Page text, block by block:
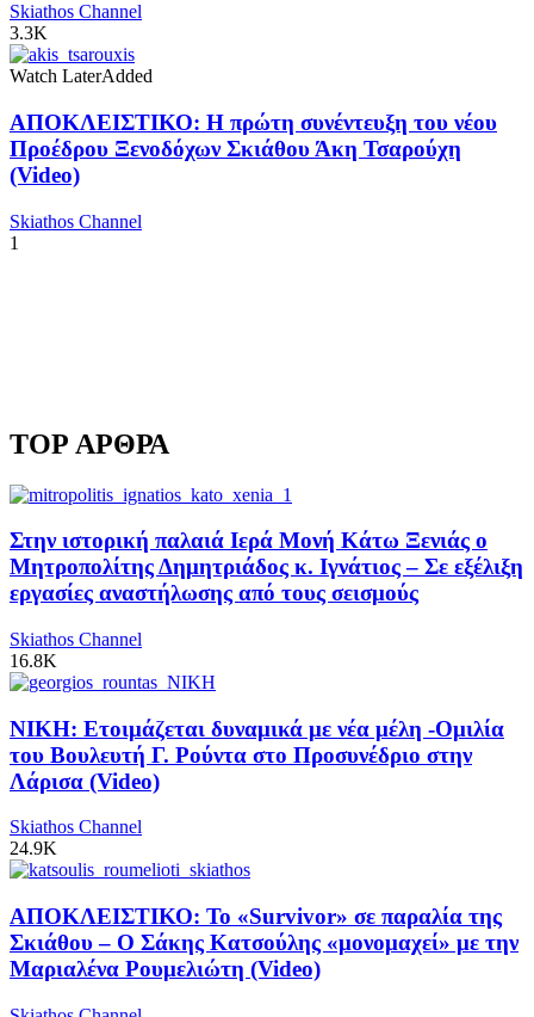
Skiathos Channel
3.3K
Watch LaterAdded
ΑΠΟΚΛΕΙΣΤΙΚΟ: Η πρώτη συνέντευξη του νέου
Προέδρου Ξενοδόχων Σκιάθου Άκη Τσαρούχη
(Video)
Skiathos Channel
1
TOP ΑΡΘΡΑ
Στην ιστορική παλαιά Ιερά Μονή Κάτω Ξενιάς ο
Μητροπολίτης Δημητριάδος κ. Ιγνάτιος – Σε εξέλιξη
εργασίες αναστήλωσης από τους σεισμούς
Skiathos Channel
16.8K
ΝΙΚΗ: Ετοιμάζεται δυναμικά με νέα μέλη -Ομιλία
του Βουλευτή Γ. Ρούντα στο Προσυνέδριο στην
Λάρισα (Video)
Skiathos Channel
24.9K
ΑΠΟΚΛΕΙΣΤΙΚΟ: Το «Survivor» σε παραλία της
Σκιάθου – Ο Σάκης Κατσούλης «μονομαχεί» με την
Μαριαλένα Ρουμελιώτη (Video)